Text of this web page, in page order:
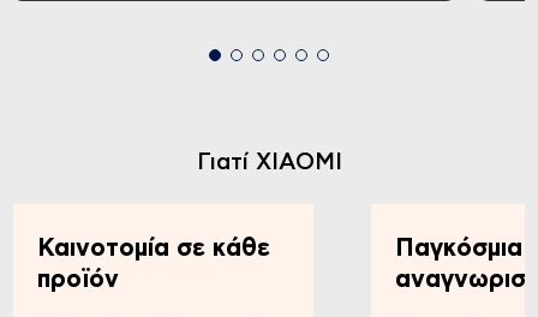
Γιατί XIAOMI
Καινοτομία σε κάθε
προϊόν
Παγκόσμια